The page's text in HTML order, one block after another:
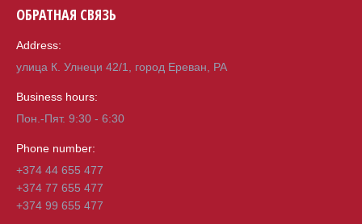
ОБРАТНАЯ СВЯЗЬ
Address:
улица К. Улнеци 42/1, город Ереван, РА
Business hours:
Пон.-Пят. 9:30 - 6:30
Phone number:
+374 44 655 477
+374 77 655 477
+374 99 655 477